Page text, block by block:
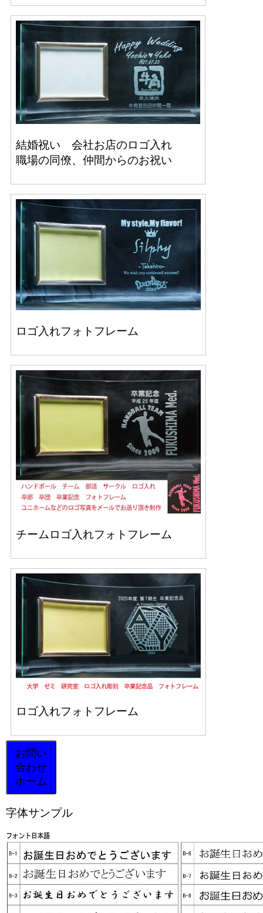
結婚祝い 会社お店のロゴ入れ
職場の同僚、仲間からのお祝い
ロゴ入れフォトフレーム
チームロゴ入れフォトフレーム
ロゴ入れフォトフレーム
お問い
合わせ
ホーム
字体サンプル